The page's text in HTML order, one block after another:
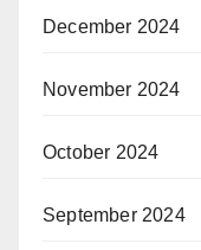
December 2024
November 2024
October 2024
September 2024